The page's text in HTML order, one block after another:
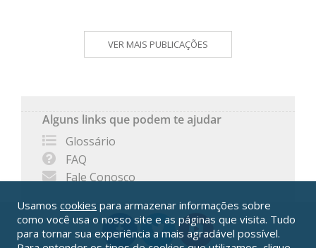
VER MAIS PUBLICAÇÕES
Alguns links que podem te ajudar
Glossário
FAQ
Fale Conosco
Usamos cookies para armazenar informações sobre
como você usa o nosso site e as páginas que visita. Tudo
para tornar sua experiência a mais agradável possível.